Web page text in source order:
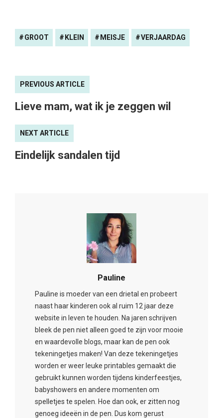
GROOT KLEIN MEISJE VERJAARDAG
PREVIOUS ARTICLE
Lieve mam, wat ik je zeggen wil
NEXT ARTICLE
Eindelijk sandalen tijd
Pauline
Pauline is moeder van een drietal en probeert
naast haar kinderen ook al ruim 12 jaar deze
website in leven te houden. Na jaren schrijven
bleek de pen niet alleen goed te zijn voor mooie
en waardevolle blogs, maar kan de pen ook
tekeningetjes maken! Van deze tekeningetjes
worden er weer leuke printables gemaakt die
gebruikt kunnen worden tijdens kinderfeestjes,
babyshowers en andere momenten om
spelletjes te spelen. Hoe dan ook, er zitten nog
genoeg ideeën in de pen. Dus kom gerust